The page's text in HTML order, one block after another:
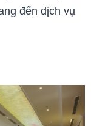
đến dịch vụ